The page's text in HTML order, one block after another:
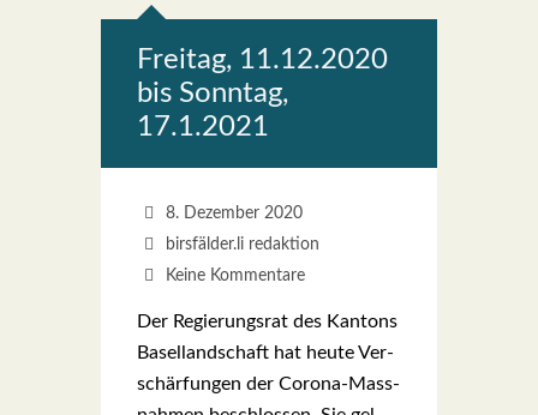
Frei­tag, 11.12.2020
bis Sonn­tag,
17.1.2021
8. Dezember 2020
birsfälder.li redaktion
Keine Kommentare
Der Regie­rungs­rat des Kan­tons
Basel­land­schaft hat heu­te Ver­
schär­fun­gen der Coro­­na-Mas­s­­